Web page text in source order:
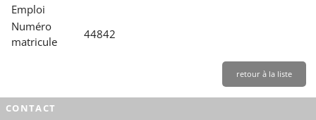
Emploi
Numéro
matricule
44842
retour à la liste
CONTACT